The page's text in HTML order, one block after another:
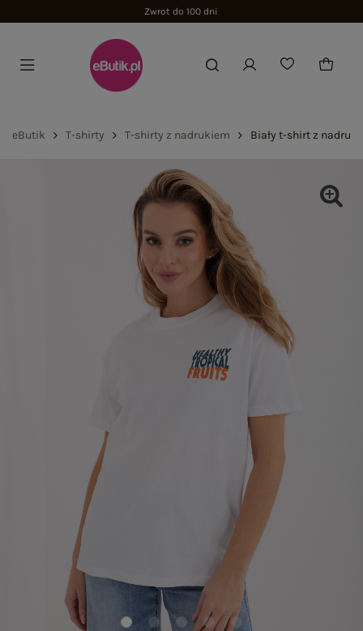
Zwrot do 100 dni
eButik T-shirty T-shirty z nadrukiem Biały t-shirt z